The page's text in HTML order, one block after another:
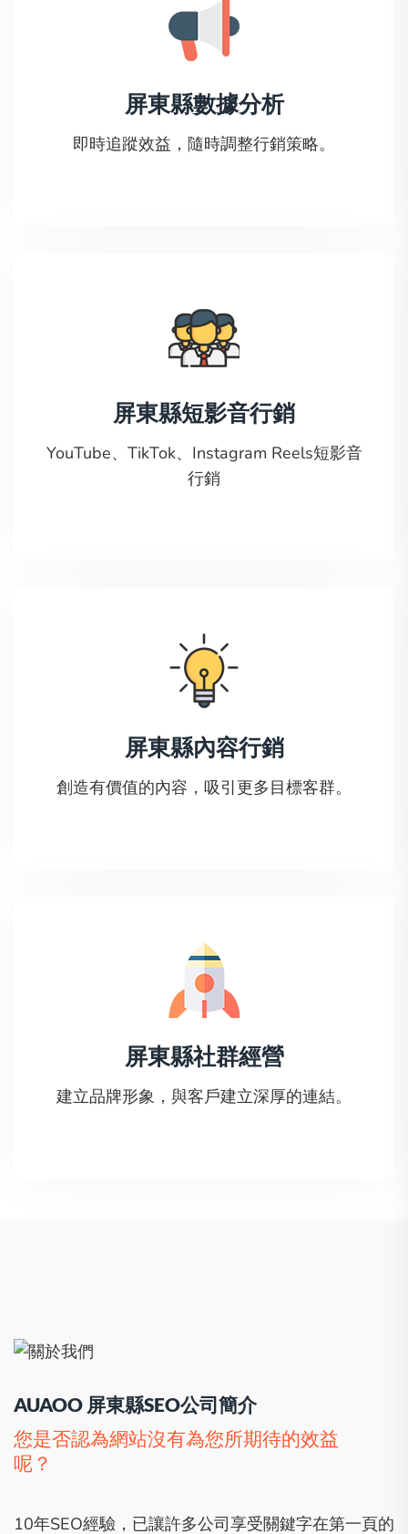
屏東縣數據分析
即時追蹤效益，隨時調整行銷策略。
屏東縣短影音行銷
YouTube、TikTok、Instagram Reels短影音
行銷
屏東縣內容行銷
創造有價值的內容，吸引更多目標客群。
屏東縣社群經營
建立品牌形象，與客戶建立深厚的連結。
AUAOO 屏東縣SEO公司簡介
您是否認為網站沒有為您所期待的效益
呢？
10年SEO經驗，已讓許多公司享受關鍵字在第一頁的